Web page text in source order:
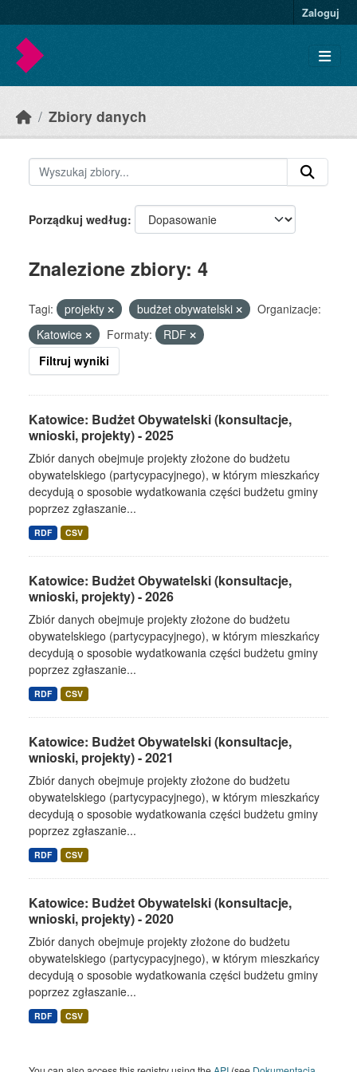
Zaloguj
Zbiory danych
Porządkuj według
Znalezione zbiory: 4
Tagi: projekty budżet obywatelski
Organizacje:
Katowice
Formaty:
RDF
Filtruj wyniki
Katowice: Budżet Obywatelski (konsultacje,
wnioski, projekty) - 2025
Zbiór danych obejmuje projekty złożone do budżetu
obywatelskiego (partycypacyjnego), w którym mieszkańcy
decydują o sposobie wydatkowania części budżetu gminy
poprzez zgłaszanie...
RDF CSV
Katowice: Budżet Obywatelski (konsultacje,
wnioski, projekty) - 2026
Zbiór danych obejmuje projekty złożone do budżetu
obywatelskiego (partycypacyjnego), w którym mieszkańcy
decydują o sposobie wydatkowania części budżetu gminy
poprzez zgłaszanie...
RDF CSV
Katowice: Budżet Obywatelski (konsultacje,
wnioski, projekty) - 2021
Zbiór danych obejmuje projekty złożone do budżetu
obywatelskiego (partycypacyjnego), w którym mieszkańcy
decydują o sposobie wydatkowania części budżetu gminy
poprzez zgłaszanie...
RDF CSV
Katowice: Budżet Obywatelski (konsultacje,
wnioski, projekty) - 2020
Zbiór danych obejmuje projekty złożone do budżetu
obywatelskiego (partycypacyjnego), w którym mieszkańcy
decydują o sposobie wydatkowania części budżetu gminy
poprzez zgłaszanie...
RDF CSV